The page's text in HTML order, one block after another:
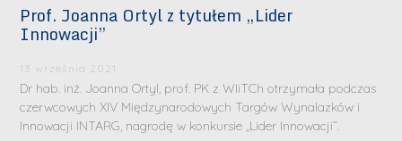
Prof. Joanna Ortyl z tytułem „Lider
Innowacji”
13 września 2021
Dr hab. inż. Joanna Ortyl, prof. PK z WIiTCh otrzymała podczas
czerwcowych XIV Międzynarodowych Targów Wynalazków i
Innowacji INTARG, nagrodę w konkursie „Lider Innowacji”.